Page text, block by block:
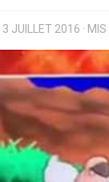
3 JUILLET 2016 ·